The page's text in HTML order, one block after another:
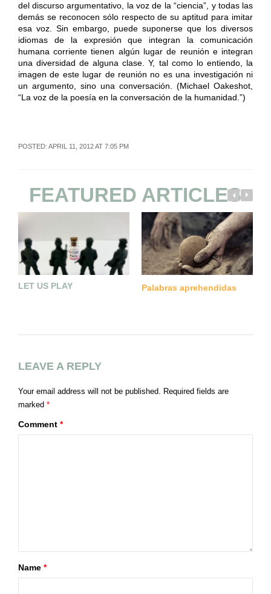
del discurso argumentativo, la voz de la “ciencia”, y todas las
demás se reconocen sólo respecto de su aptitud para imitar
esa voz. Sin embargo, puede suponerse que los diversos
idiomas de la expresión que integran la comunicación
humana corriente tienen algún lugar de reunión e integran
una diversidad de alguna clase. Y, tal como lo entiendo, la
imagen de este lugar de reunión no es una investigación ni
un argumento, sino una conversación. (Michael Oakeshot,
“La voz de la poesía en la conversación de la humanidad.”)
POSTED: APRIL 11, 2012 AT 7:05 PM
FEATURED ARTICLES
LET US PLAY Palabras aprehendidas
LEAVE A REPLY
Your email address will not be published. Required fields are
marked *
Comment *
Name *